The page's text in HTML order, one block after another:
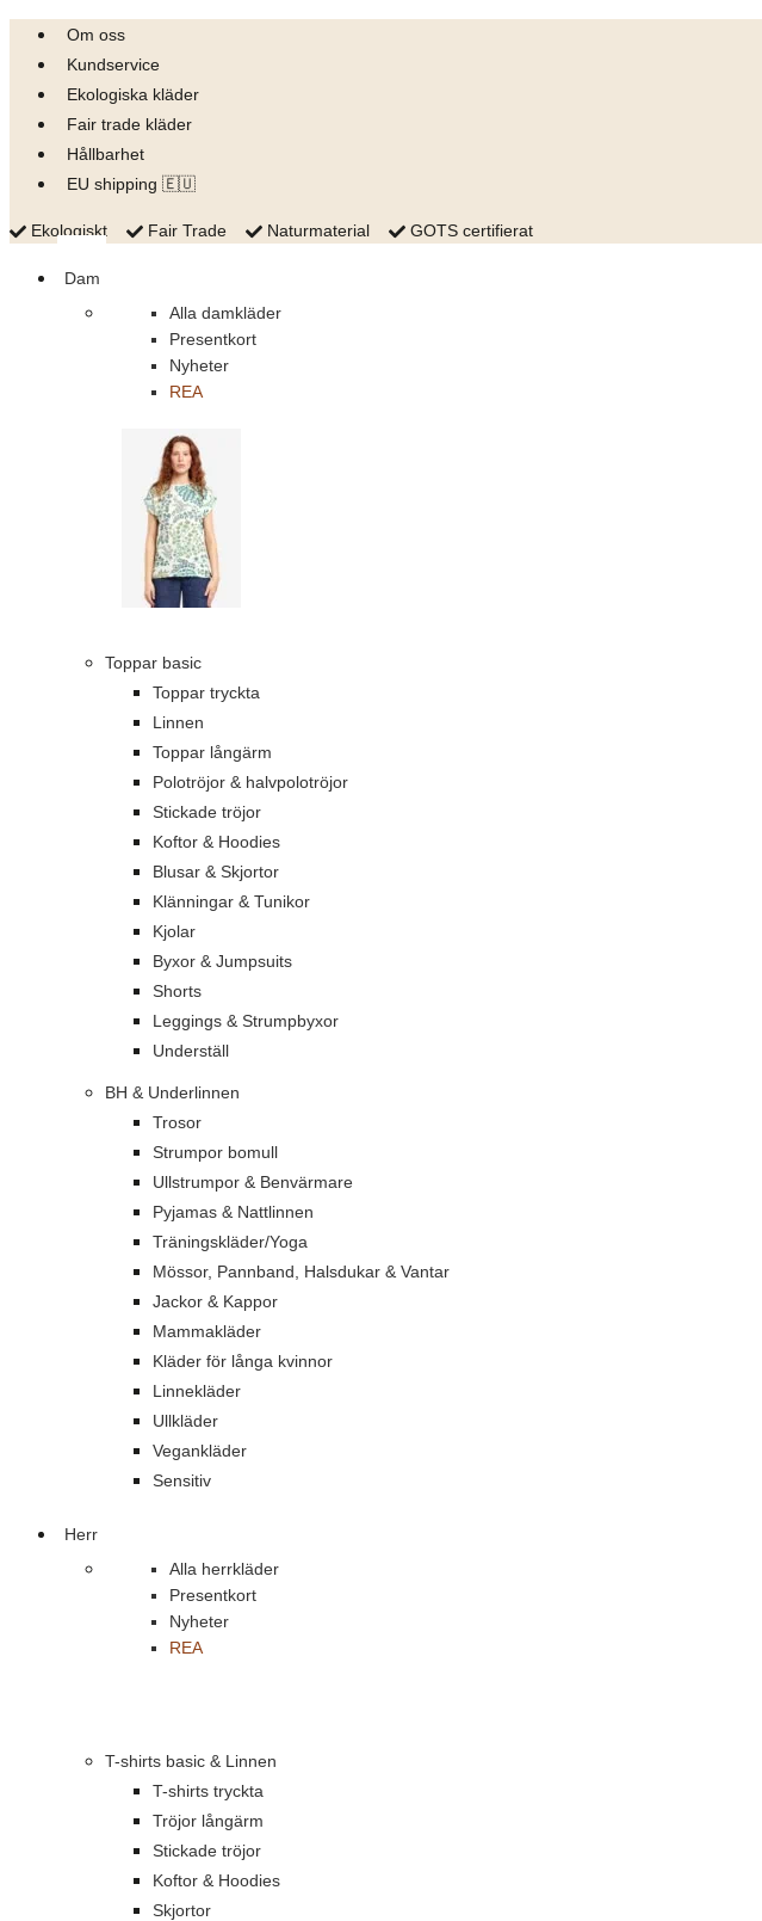
Skip
content
Om oss
Kundservice
Ekologiska kläder
Fair trade kläder
Hållbarhet
EU shipping 🇪🇺
Ekologiskt Fair Trade Naturmaterial GOTS certifierat
Dam
Alla damkläder
Presentkort
Nyheter
REA
Toppar basic
Toppar tryckta
Linnen
Toppar långärm
Polotröjor & halvpolotröjor
Stickade tröjor
Koftor & Hoodies
Blusar & Skjortor
Klänningar & Tunikor
Kjolar
Byxor & Jumpsuits
Shorts
Leggings & Strumpbyxor
Underställ
BH & Underlinnen
Trosor
Strumpor bomull
Ullstrumpor & Benvärmare
Pyjamas & Nattlinnen
Träningskläder/Yoga
Mössor, Pannband, Halsdukar & Vantar
Jackor & Kappor
Mammakläder
Kläder för långa kvinnor
Linnekläder
Ullkläder
Vegankläder
Sensitiv
Herr
Alla herrkläder
Presentkort
Nyheter
REA
T-shirts basic & Linnen
T-shirts tryckta
Tröjor långärm
Stickade tröjor
Koftor & Hoodies
Skjortor